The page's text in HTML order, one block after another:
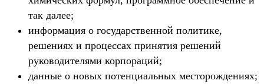
так далее;
информация о государственной политике,
решениях и процессах принятия решений
руководителями корпораций;
данные о новых потенциальных месторождениях;